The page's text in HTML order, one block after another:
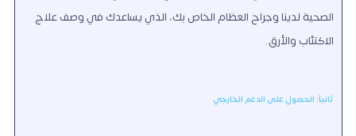
الصحية لدينا وجراح العظام الخاص بك، الذي يساعدك في وصف علاج
الاكتئاب والأرق.
ثانياً: الحصول على الدعم الخارجي